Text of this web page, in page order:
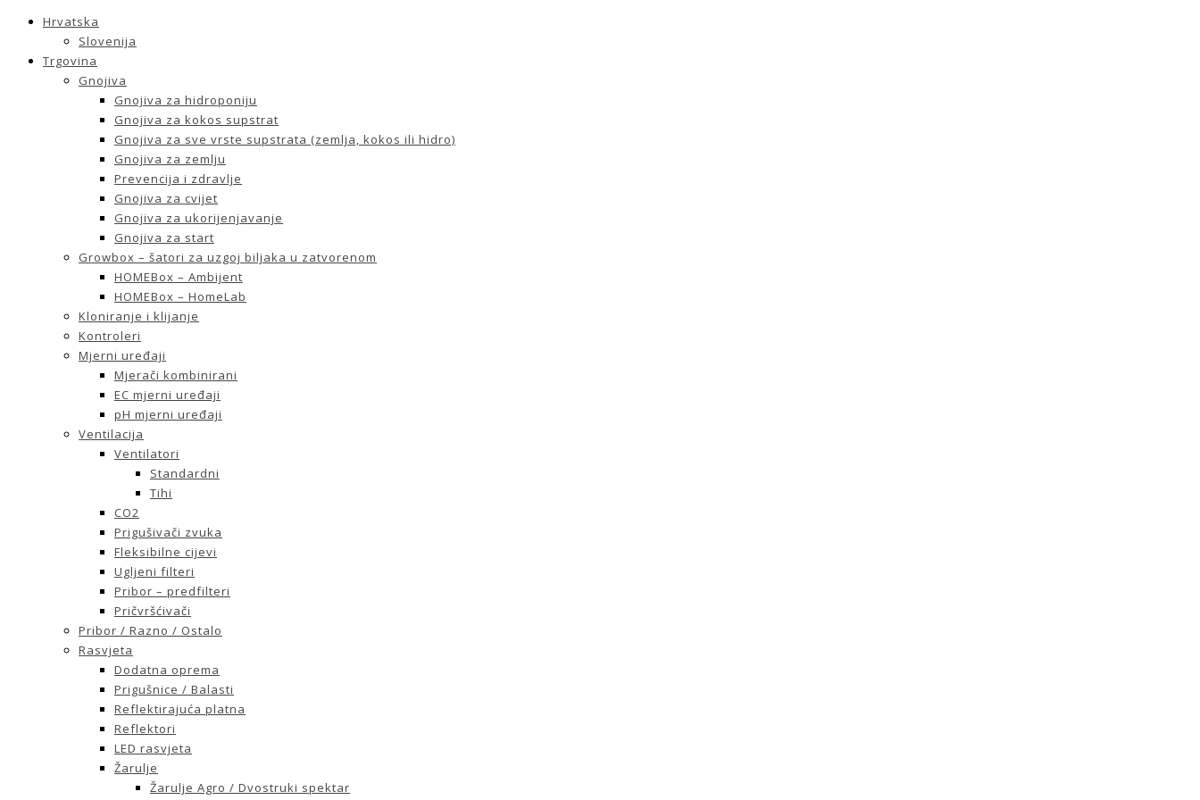
Hrvatska
Slovenija
Trgovina
Gnojiva
Gnojiva za hidroponiju
Gnojiva za kokos supstrat
Gnojiva za sve vrste supstrata (zemlja, kokos ili hidro)
Gnojiva za zemlju
Prevencija i zdravlje
Gnojiva za cvijet
Gnojiva za ukorijenjavanje
Gnojiva za start
Growbox – šatori za uzgoj biljaka u zatvorenom
HOMEBox – Ambijent
HOMEBox – HomeLab
Kloniranje i klijanje
Kontroleri
Mjerni uređaji
Mjerači kombinirani
EC mjerni uređaji
pH mjerni uređaji
Ventilacija
Ventilatori
Standardni
Tihi
CO2
Prigušivači zvuka
Fleksibilne cijevi
Ugljeni filteri
Pribor – predfilteri
Pričvršćivači
Pribor / Razno / Ostalo
Rasvjeta
Dodatna oprema
Prigušnice / Balasti
Reflektirajuća platna
Reflektori
LED rasvjeta
Žarulje
Žarulje Agro / Dvostruki spektar